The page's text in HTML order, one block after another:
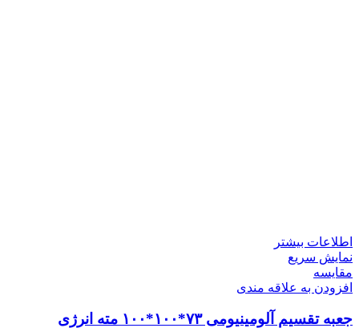
اطلاعات بیشتر
نمایش سریع
مقايسه
افزودن به علاقه مندی
جعبه تقسیم آلومینیومی ۷۳*۱۰۰*۱۰۰ مته انرژی